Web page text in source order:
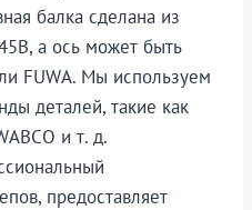
балка сделана из
а ось может быть
FUWA. Мы используем
деталей, такие как
и т. д.
предоставляет